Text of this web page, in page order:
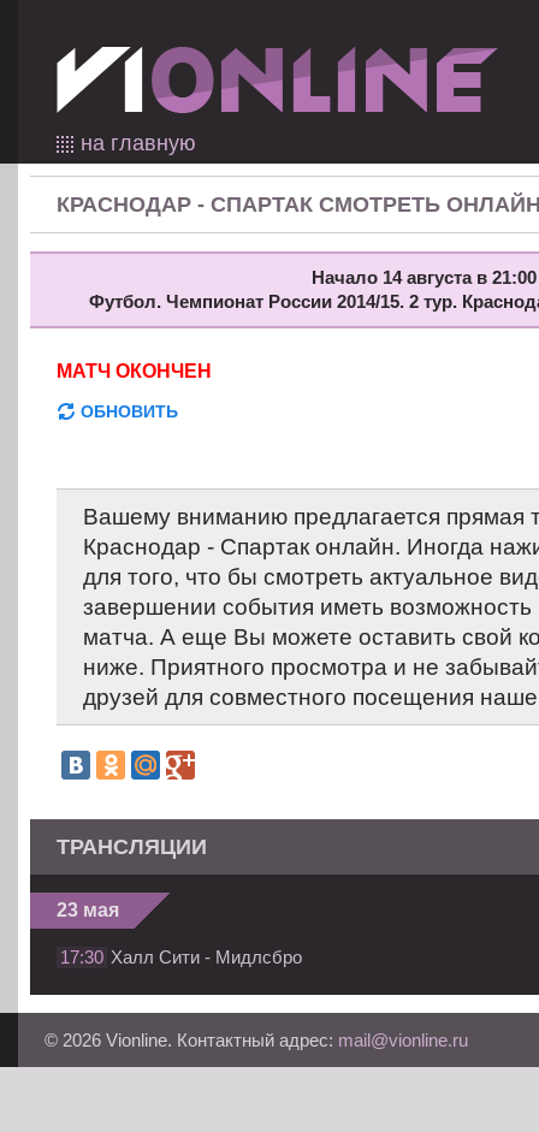
на главную
КРАСНОДАР - СПАРТАК СМОТРЕТЬ
Начало 14 августа в
Футбол. Чемпионат России 2014/15. 2 тур.
МАТЧ ОКОНЧЕН
ОБНОВИТЬ
Вашему вниманию предлагается прямая
Краснодар - Спартак онлайн. Иногда
для того, что бы смотреть актуальное
завершении события иметь возможность
матча. А еще Вы можете оставить свой
ниже. Приятного просмотра и не
друзей для совместного посещения
ТРАНСЛЯЦИИ
23 мая
17:30 Халл Сити - Мидлсбро
© 2026 Vionline. Контактный адрес: mail@vionline.ru